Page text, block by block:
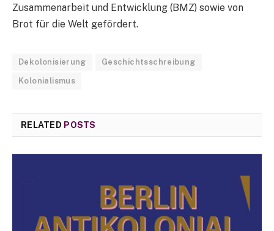
Zusammenarbeit und Entwicklung (BMZ) sowie von
Brot für die Welt gefördert.
Dekolonisierung Geschichtsschreibung
Kolonialismus
RELATED POSTS